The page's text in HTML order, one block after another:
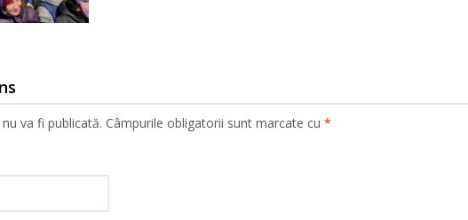
va fi publicată. Câmpurile obligatorii sunt marcate cu *